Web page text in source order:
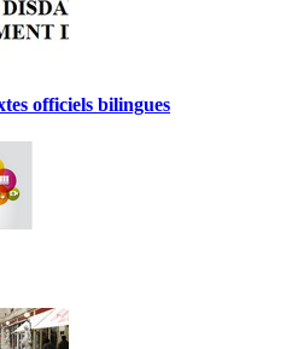
officiels bilingues